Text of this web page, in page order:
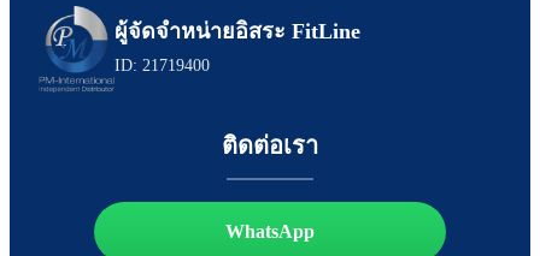
ผู้จัดจำหน่ายอิสระ FitLine
ID: 21719400
ติดต่อเรา
WhatsApp